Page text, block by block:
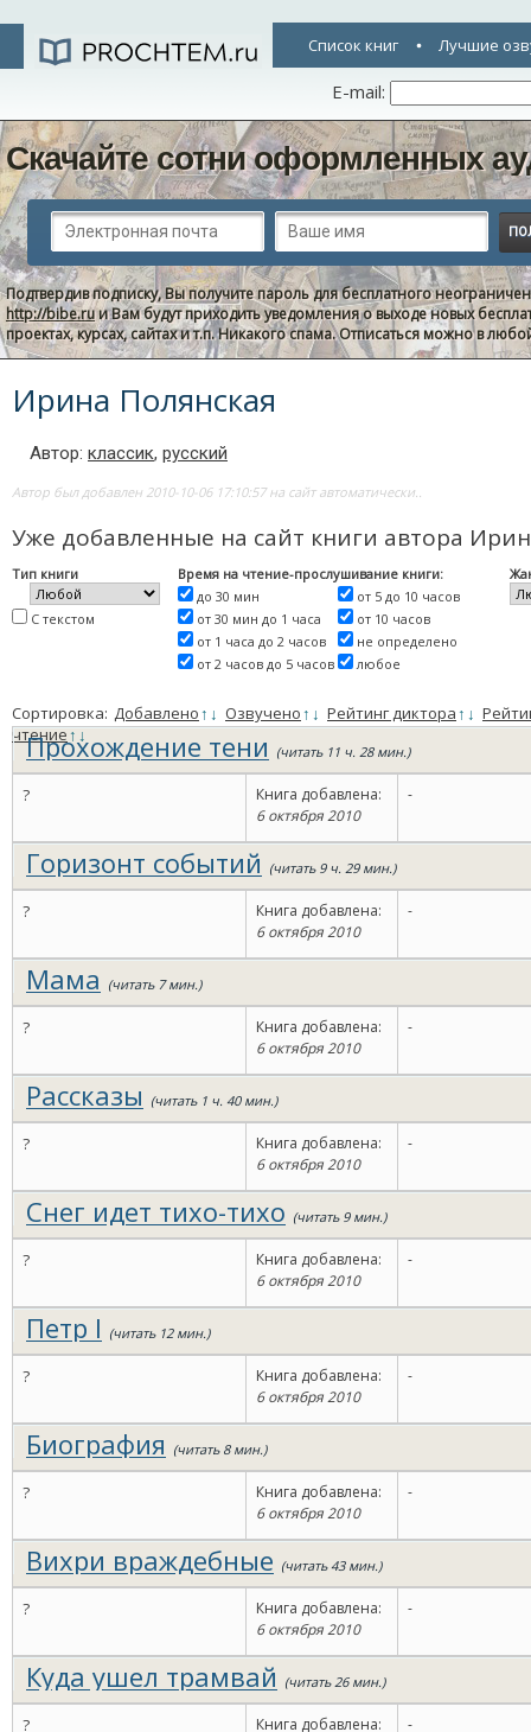
Список книг Лучшие
E-mail:
Скачайте сотни оформленных
Подтвердив подписку, Вы получите пароль для бесплатного
http://bibe.ruи Вам будут приходить уведомления о выходе новых
проектах, курсах, сайтах и т.п. Никакого спама. Отписаться можно в
Ирина Полянская
Автор: классик, русский
Автор был добавлен 2010-10-06 17:10:57 на сайт автоматически..
Уже добавленные на сайт книги автора
Тип книги
С текстом
Время на чтение-прослушивание книги:
до 30 мин
от 30 мин до 1 часа
от 1 часа до 2 часов
от 2 часов до 5 часов
от 5 до 10 часов
от 10 часов
не определено
любое
Сортировка: Добавлено↑ ↓ Озвучено↑ ↓ Рейтинг диктора↑ ↓
чтение↑↓
Прохождение тени (читать 11 ч. 28 мин.)
?
Книга добавлена:
6 октября 2010
-
Горизонт событий (читать 9 ч. 29 мин.)
?
Книга добавлена:
6 октября 2010
-
Мама (читать 7 мин.)
?
Книга добавлена:
6 октября 2010
-
Рассказы (читать 1 ч. 40 мин.)
?
Книга добавлена:
6 октября 2010
-
Снег идет тихо-тихо (читать 9 мин.)
?
Книга добавлена:
6 октября 2010
-
Петр I (читать 12 мин.)
?
Книга добавлена:
6 октября 2010
-
Биография (читать 8 мин.)
?
Книга добавлена:
6 октября 2010
-
Вихри враждебные (читать 43 мин.)
?
Книга добавлена:
6 октября 2010
-
Куда ушел трамвай (читать 26 мин.)
?
Книга добавлена:
-